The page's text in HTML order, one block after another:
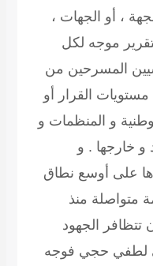
، أو الجهات ،
موجه لكل
المسرحين من
القرار أو
و المنظمات و
و خارجها . و
على أوسع نطاق
متواصلة منذ
الجهود
لطفي حجي فوجه